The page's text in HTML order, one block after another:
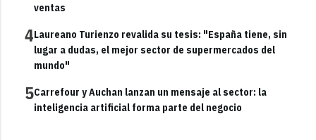
ventas
4Laureano Turienzo revalida su tesis: "España tiene, sin
lugar a dudas, el mejor sector de supermercados del
mundo"
5Carrefour y Auchan lanzan un mensaje al sector: la
inteligencia artificial forma parte del negocio